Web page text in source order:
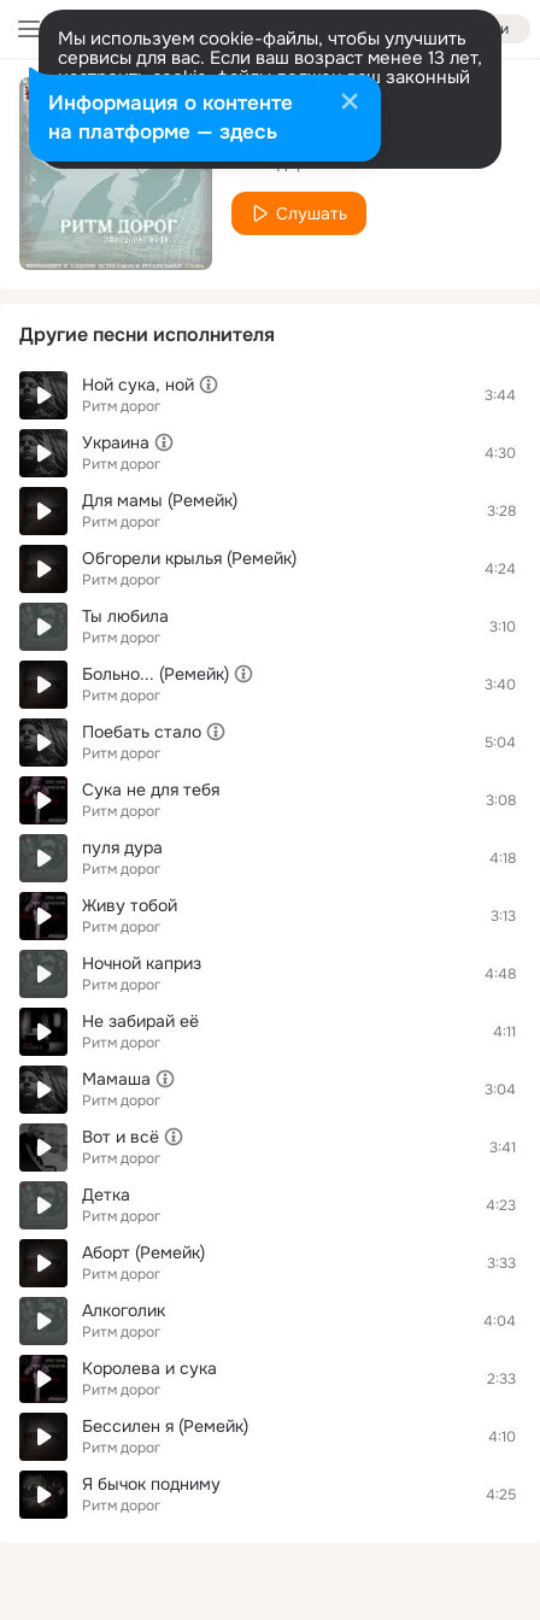
Войти
Мы используем cookie-файлы, чтобы улучшить
сервисы для вас. Если ваш возраст менее 13 лет,
настроить cookie-файлы должен ваш законный
представитель. Больше информации
Разрешить все Настроить
Школа
Ритм дорог
Слушать
Другие песни исполнителя
Ной сука, ной
Ритм дорог
3:44
Украина
Ритм дорог
4:30
Для мамы (Ремейк)
Ритм дорог
3:28
Обгорели крылья (Ремейк)
Ритм дорог
4:24
Ты любила
Ритм дорог
3:10
Больно... (Ремейк)
Ритм дорог
3:40
Поебать стало
Ритм дорог
5:04
Сука не для тебя
Ритм дорог
3:08
пуля дура
Ритм дорог
4:18
Живу тобой
Ритм дорог
3:13
Ночной каприз
Ритм дорог
4:48
Не забирай её
Ритм дорог
4:11
Мамаша
Ритм дорог
3:04
Вот и всё
Ритм дорог
3:41
Детка
Ритм дорог
4:23
Аборт (Ремейк)
Ритм дорог
3:33
Алкоголик
Ритм дорог
4:04
Королева и сука
Ритм дорог
2:33
Бессилен я (Ремейк)
Ритм дорог
4:10
Я бычок подниму
Ритм дорог
4:25
Информация о контенте
на платформе — здесь